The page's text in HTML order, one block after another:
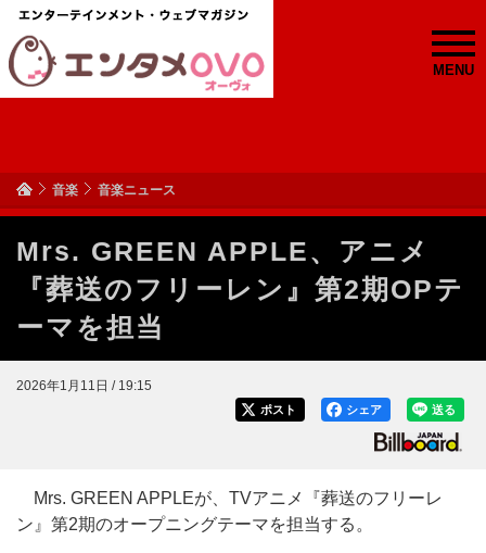
MENU
音楽 音楽ニュース
Mrs. GREEN APPLE、アニメ
『葬送のフリーレン』第2期OPテ
ーマを担当
2026年1月11日 / 19:15
送る
シェア
ポスト
Mrs. GREEN APPLEが、TVアニメ『葬送のフリーレ
ン』第2期のオープニングテーマを担当する。